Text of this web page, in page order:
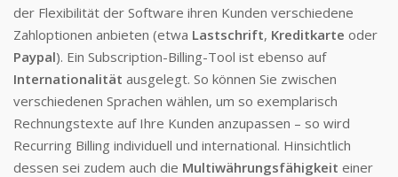
der Flexibilität der Software ihren Kunden verschiedene
Zahloptionen anbieten (etwa Lastschrift, Kreditkarte oder
Paypal). Ein Subscription-Billing-Tool ist ebenso auf
Internationalität ausgelegt. So können Sie zwischen
verschiedenen Sprachen wählen, um so exemplarisch
Rechnungstexte auf Ihre Kunden anzupassen – so wird
Recurring Billing individuell und international. Hinsichtlich
dessen sei zudem auch die Multiwährungsfähigkeit einer